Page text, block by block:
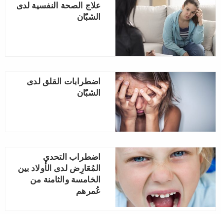
علاج الصحة النفسية لدى
الشبّان
اضطرابات القلق لدى
الشبّان
اضطراب التحدي
المُعَارِض لدى الأولاد بين
الخامسة والثامنة من
عُمرهم